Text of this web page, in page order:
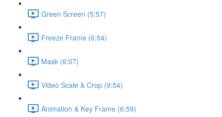
Green Screen (5:57)
Freeze Frame (6:54)
Mask (6:07)
Video Scale & Crop (9:54)
Animation & Key Frame (6:59)